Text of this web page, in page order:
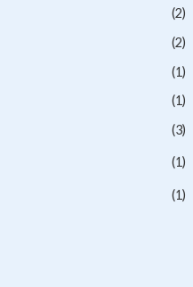
(2)
(2)
(1)
(1)
(3)
(1)
(1)